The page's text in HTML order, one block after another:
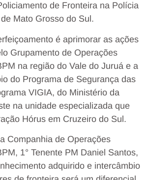
de Fronteira na Polícia
Mato Grosso do Sul.
é aprimorar as ações
Grupamento de Operações
na região do Vale do Juruá e a
do Programa de Segurança das
VIGIA, do Ministério da
na unidade especializada que
Hórus em Cruzeiro do Sul.
Companhia de Operações
1° Tenente PM Daniel Santos,
adquirido e intercâmbio